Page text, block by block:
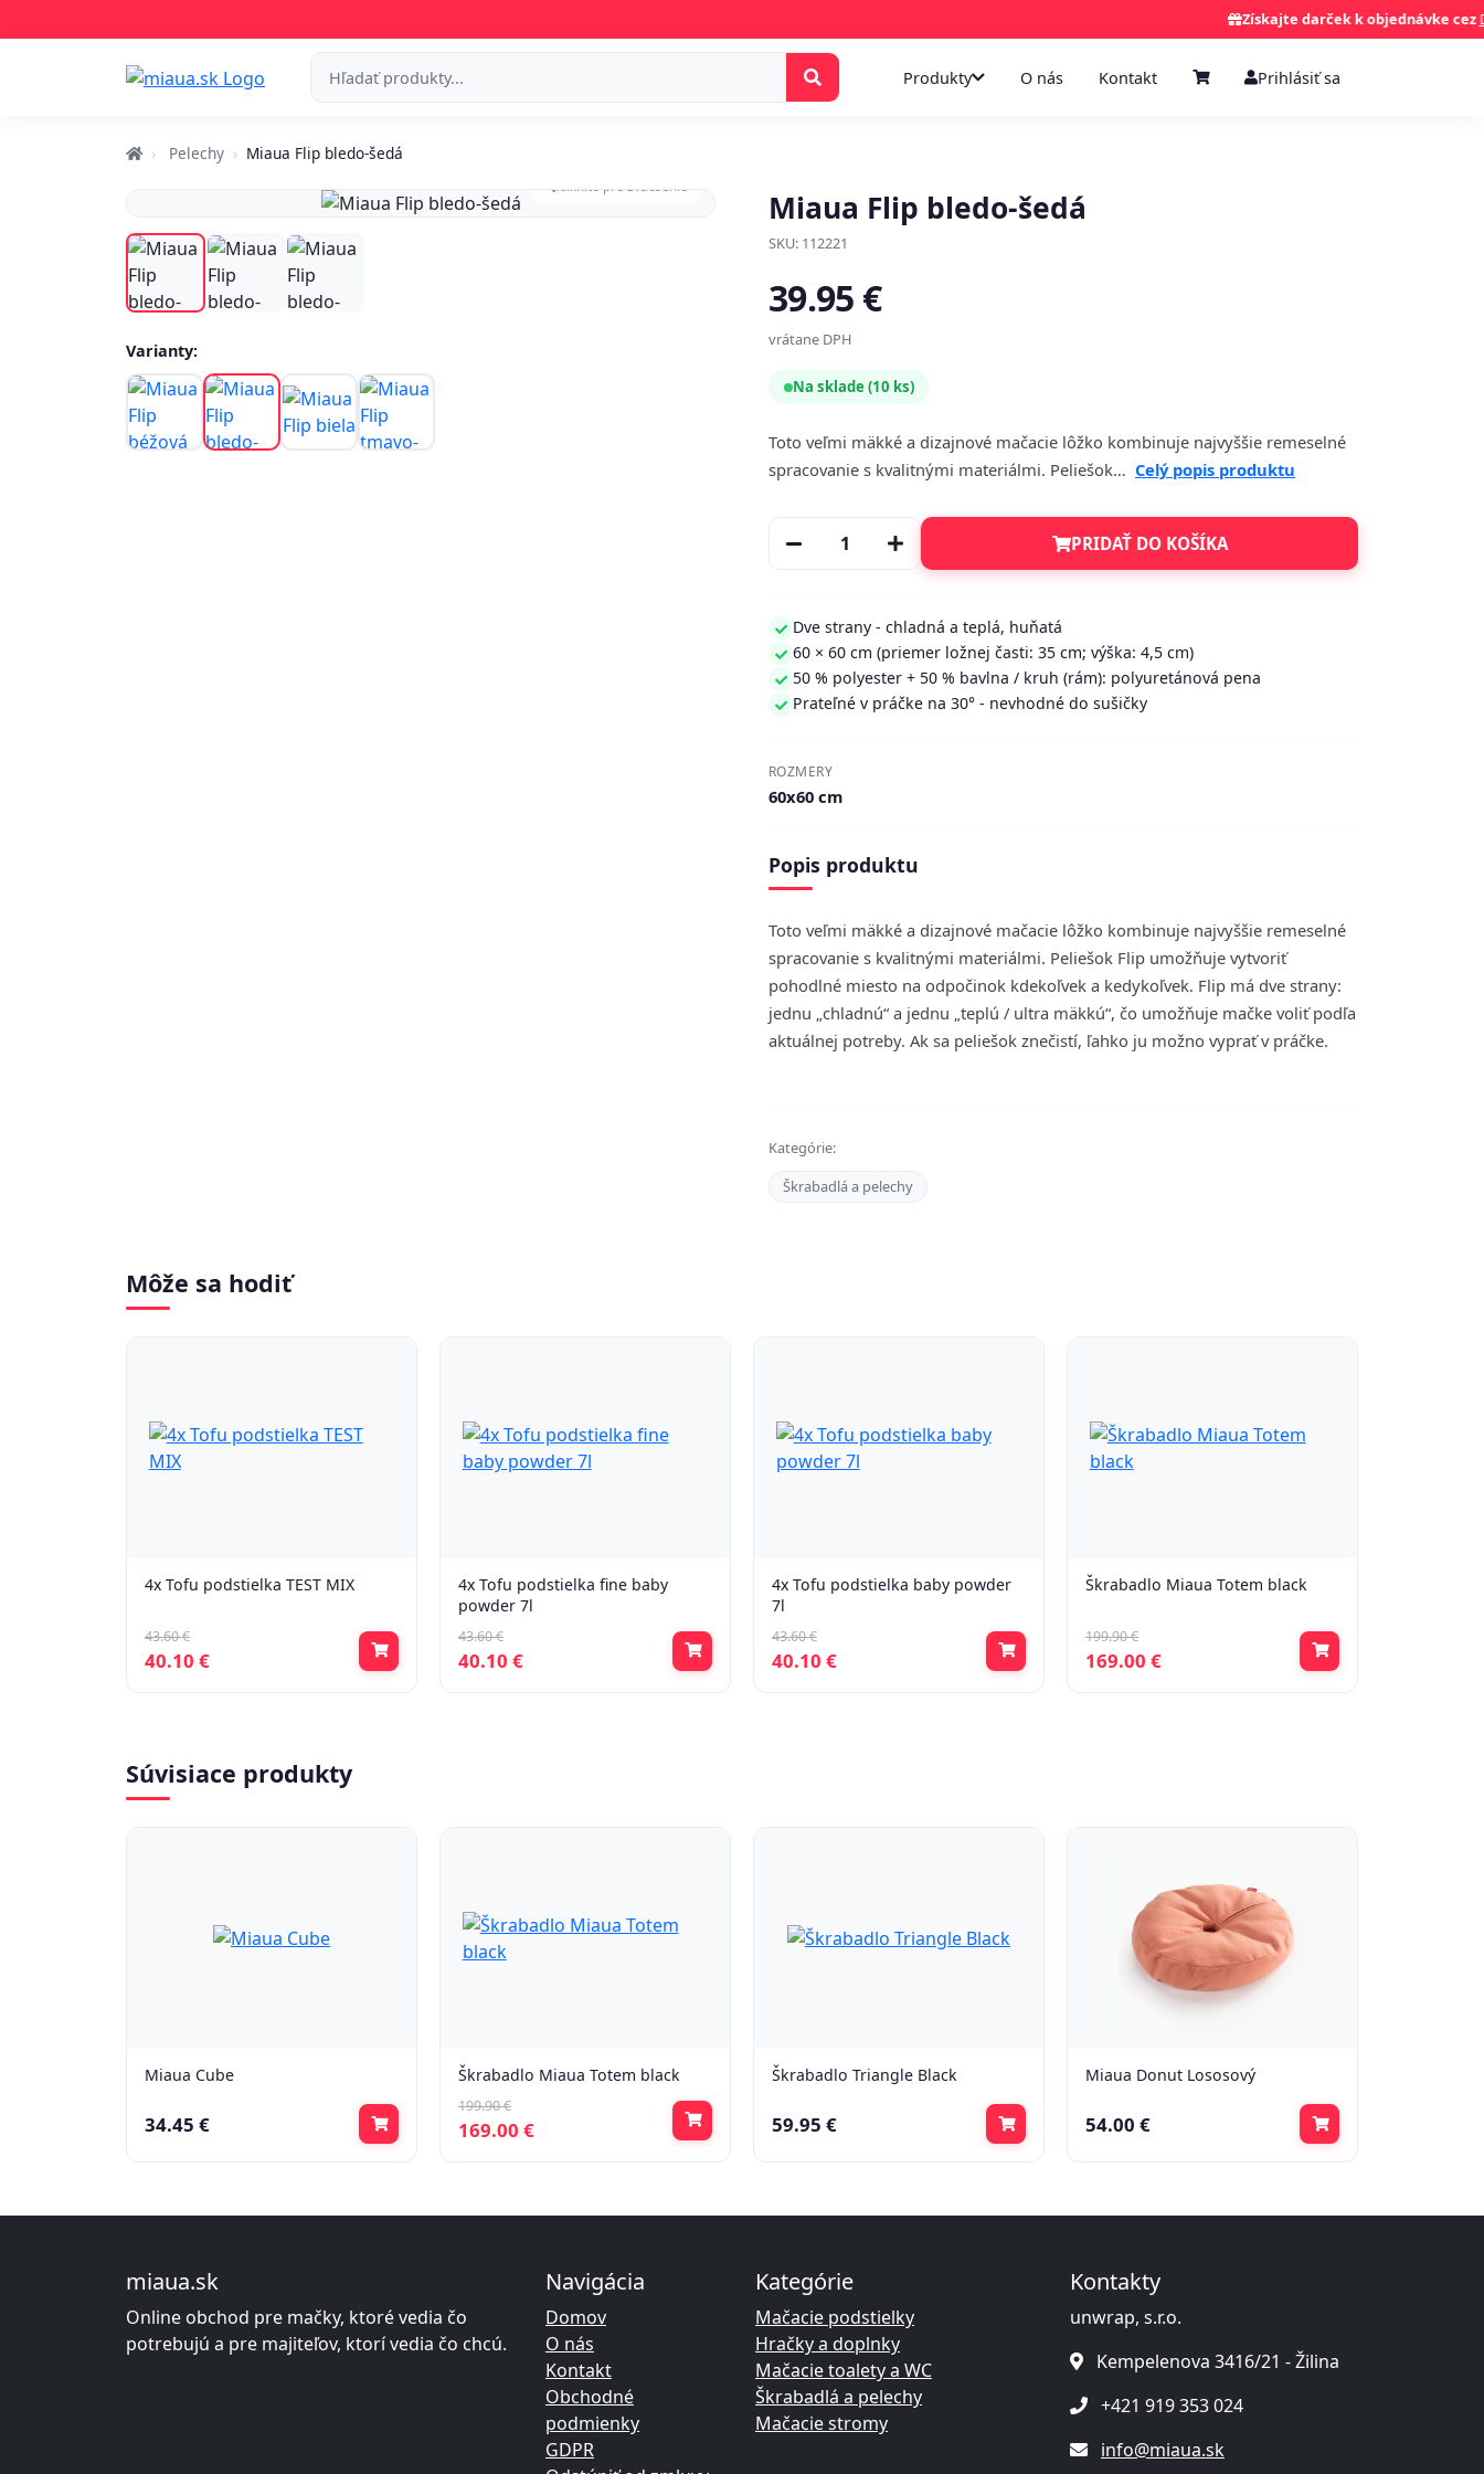
Získajte darček k objednávke cez
Produkty O nás Kontakt Prihlásiť sa
Pelechy Miaua Flip bledo-šedá
Kliknite pre zväčšenie
Varianty:
Miaua Flip bledo-šedá
SKU: 112221
39.95 €
vrátane DPH
Na sklade (10 ks)
Toto veľmi mäkké a dizajnové mačacie lôžko kombinuje najvyššie remeselné
spracovanie s kvalitnými materiálmi. Peliešok… Celý popis produktu
PRIDAŤ DO KOŠÍKA
Dve strany - chladná a teplá, huňatá
60 × 60 cm (priemer ložnej časti: 35 cm; výška: 4,5 cm)
50 % polyester + 50 % bavlna / kruh (rám): polyuretánová pena
Prateľné v práčke na 30° - nevhodné do sušičky
ROZMERY
60x60 cm
Popis produktu
Toto veľmi mäkké a dizajnové mačacie lôžko kombinuje najvyššie remeselné
spracovanie s kvalitnými materiálmi. Peliešok Flip umožňuje vytvoriť
pohodlné miesto na odpočinok kdekoľvek a kedykoľvek. Flip má dve strany:
jednu „chladnú“ a jednu „teplú / ultra mäkkú“, čo umožňuje mačke voliť podľa
aktuálnej potreby. Ak sa peliešok znečistí, ľahko ju možno vyprať v práčke.
Kategórie:
Škrabadlá a pelechy
Môže sa hodiť
4x Tofu podstielka TEST MIX
43.60 €
40.10 €
4x Tofu podstielka fine baby
powder 7l
43.60 €
40.10 €
4x Tofu podstielka baby powder
7l
43.60 €
40.10 €
Škrabadlo Miaua Totem black
199.90 €
169.00 €
Súvisiace produkty
Miaua Cube
34.45 €
Škrabadlo Miaua Totem black
199.90 €
169.00 €
Škrabadlo Triangle Black
59.95 €
Miaua Donut Lososový
54.00 €
miaua.sk
Online obchod pre mačky, ktoré vedia čo
potrebujú a pre majiteľov, ktorí vedia čo chcú.
Navigácia
Domov
O nás
Kontakt
Obchodné
podmienky
GDPR
Kategórie
Mačacie podstielky
Hračky a doplnky
Mačacie toalety a WC
Škrabadlá a pelechy
Mačacie stromy
Kontakty
unwrap, s.r.o.
Kempelenova 3416/21 - Žilina
+421 919 353 024
info@miaua.sk